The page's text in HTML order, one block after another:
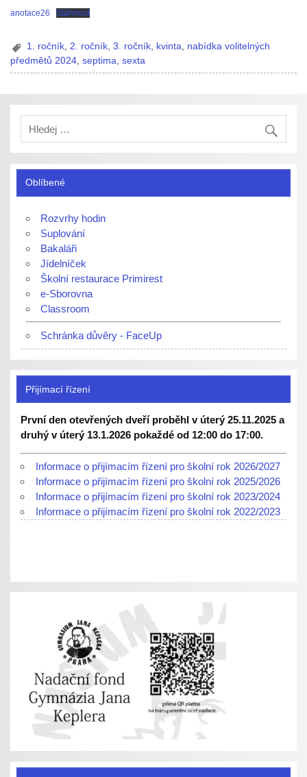
anotace26 Stáhnout
1. ročník,2. ročník,3. ročník, kvinta, nabídka volitelných
předmětů 2024 ,septima ,sexta
Oblíbené
Rozvrhy hodin
Suplování
Bakaláři
Jídelníček
Školní restaurace Primirest
e-Sborovna
Classroom
Schránka důvěry - FaceUp
Přijímací řízení
První den otevřených dveří proběhl v úterý 25.11.2025 a
druhý v úterý 13.1.2026 pokaždé od 12:00 do 17:00.
Informace o přijímacím řízení pro školní rok 2026/2027
Informace o přijímacím řízení pro školní rok 2025/2026
Informace o přijímacím řízení pro školní rok 2023/2024
Informace o přijímacím řízení pro školní rok 2022/2023